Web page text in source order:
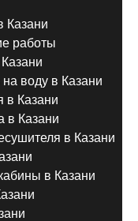
Казани
работы
на воду в Казани
в Казани
в Казани
в Казани
в Казани